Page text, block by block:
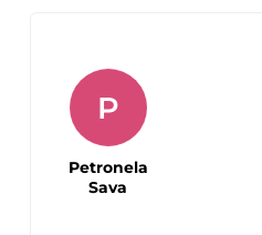
P
Petronela
Sava